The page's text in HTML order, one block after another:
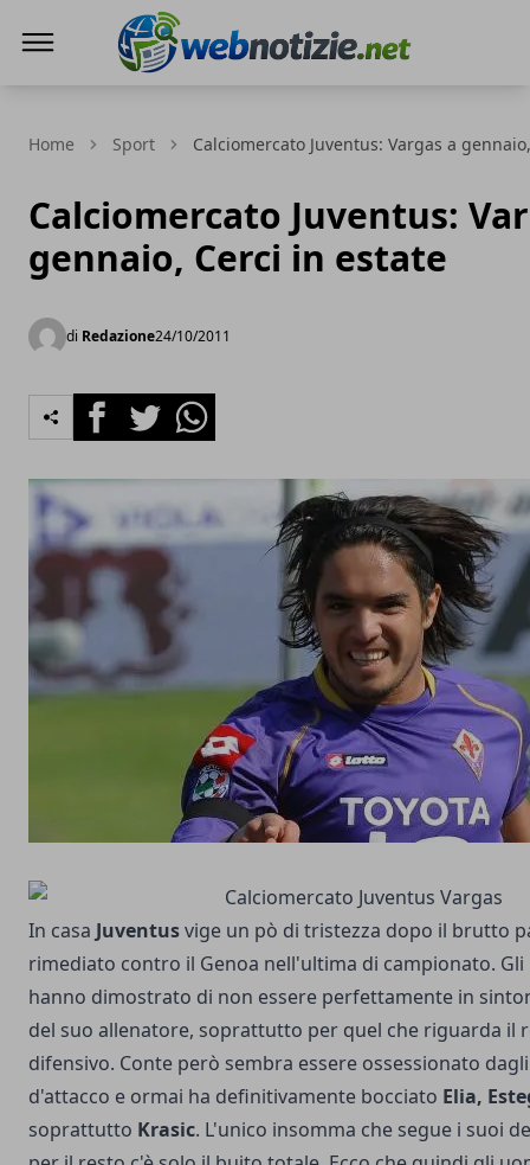
Home Sport Calciomercato Juventus: Vargas a
Calciomercato Juventus:
gennaio, Cerci in estate
di Redazione24/10/2011
FacebookTwitterWhatsapp
In casa Juventusvige un pò di tristezza dopo il brutto
rimediato contro il Genoa nell'ultima di campionato.
hanno dimostrato di non essere perfettamente in
del suo allenatore, soprattutto per quel che riguarda il
difensivo. Conte però sembra essere ossessionato
d'attacco e ormai ha definitivamente bocciato Elia,
soprattutto Krasic. L'unico insomma che segue i suoi